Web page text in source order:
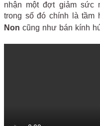
nhận một đợt giảm sức
trong số đó chính là tầm
Non cũng như bán kính